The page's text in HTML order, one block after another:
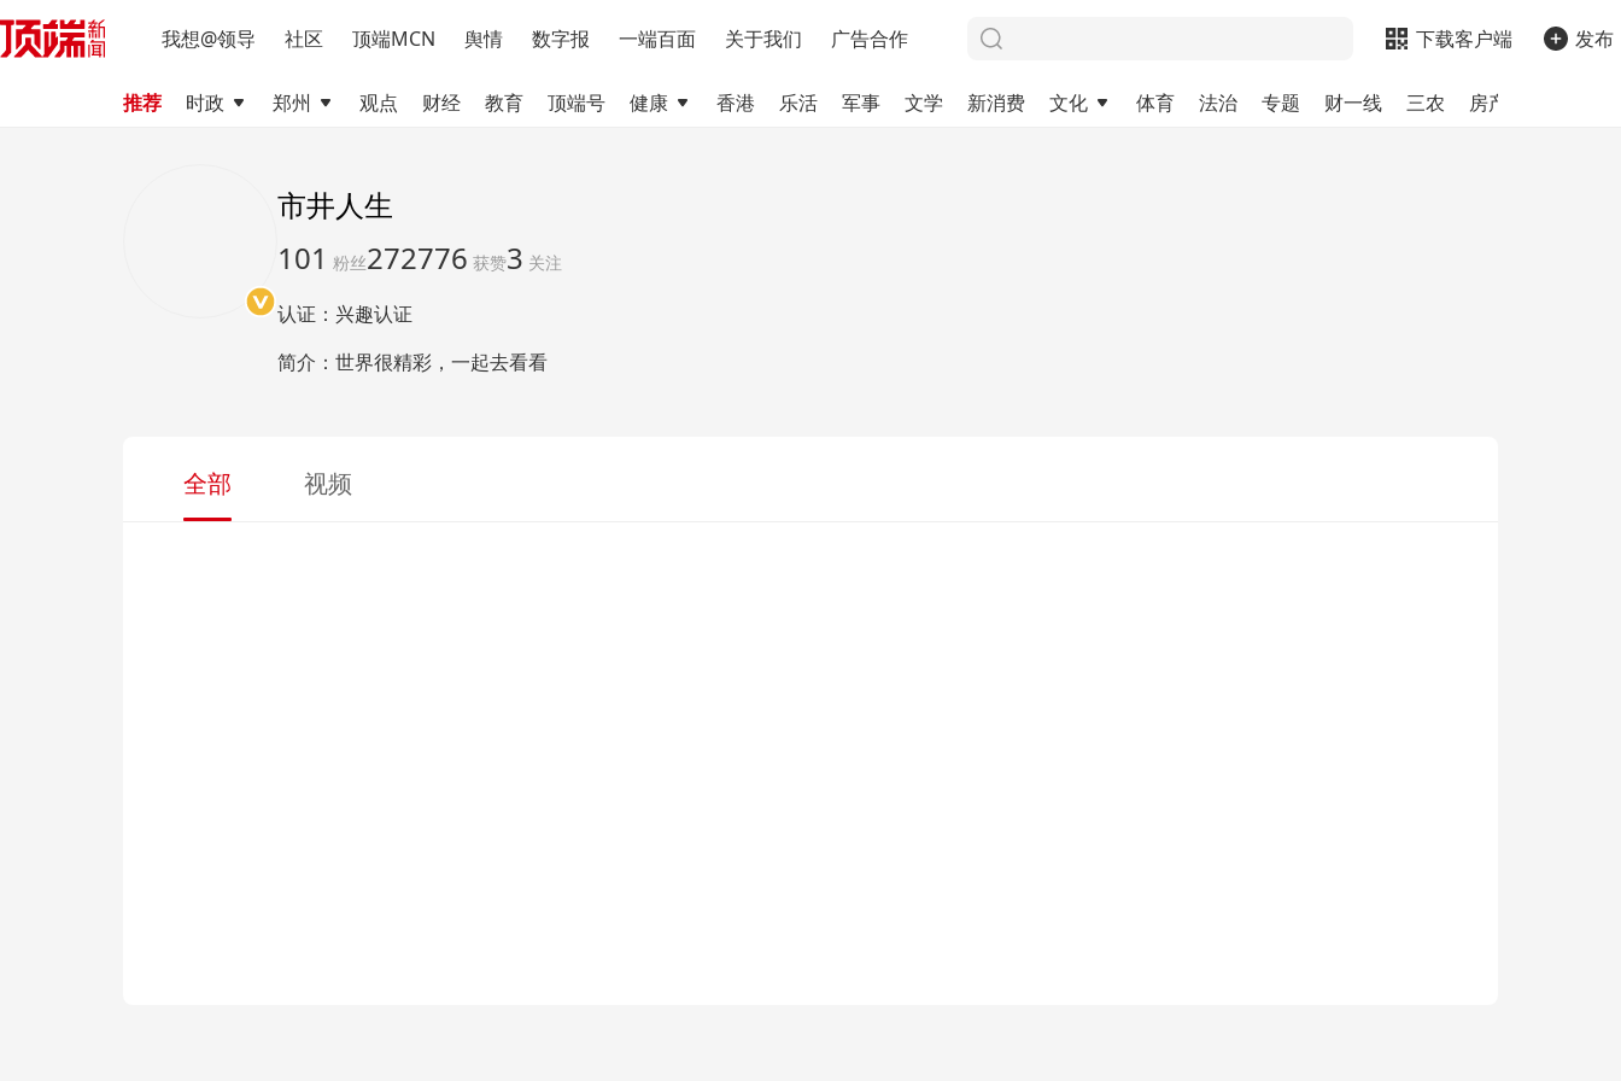
我想@领导 社区 顶端MCN 舆情 数字报 一端百面 关于我们 广告合作 下载客户端 发布
推荐 时政 郑州 观点 财经 教育 顶端号 健康 香港 乐活 军事 文学 新消费 文化 体育 法治 专题 财一线 三农 房产
市井人生
101 粉丝272776 获赞3 关注
认证：兴趣认证
简介：世界很精彩，一起去看看
全部 视频